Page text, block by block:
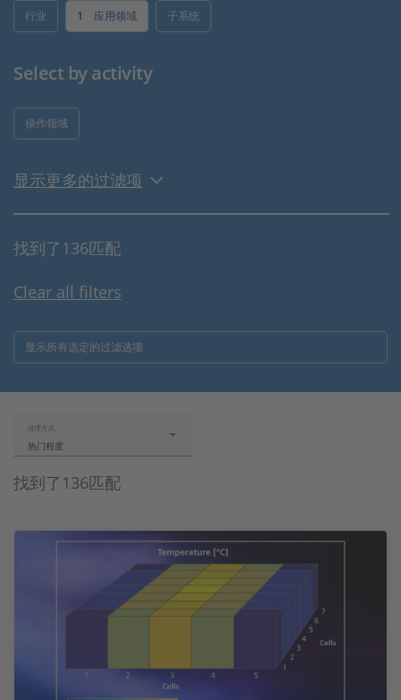
行业 1 应用领域 子系统
Select by activity
操作领域
显示更多的过滤项
找到了136匹配
Clear all filters
显示所有选定的过滤选项
找到了136匹配
排序方式:
热门程度